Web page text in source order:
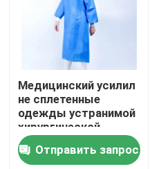
Дом
Продукты
О нас
Медицинский усилил
не сплетенные
одежды устранимой
хирургической
мантии изоляции
стерильные
Отправить запрос